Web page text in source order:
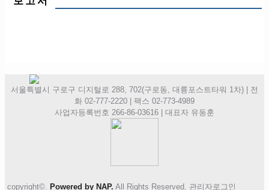
서울특별시 구로구 디지털로 288, 702(구로동, 대륭포스트타워 1차) | 전
화 02-777-2220 | 팩스 02-773-4989
사업자등록번호 266-86-03616 | 대표자 유동훈
copyright©.Powered by NAP. All Rights Reserved. 관리자로그인